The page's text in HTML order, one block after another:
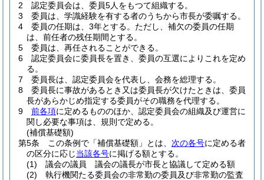
2
認定委員会は、委員5人をもつて組織する。
3
委員は、学識経験を有する者のうちから市長が委嘱する。
4
委員の任期は、3年とする。 ただし、補欠の委員の任期
は、前任者の残任期間とする。
5
委員は、再任されることができる。
6
認定委員会に委員長を置き、委員の互選によりこれを定め
る。
7
委員長は、認定委員会を代表し、会務を総理する。
8
委員長に事故があるとき又は委員長が欠けたときは、委員
長があらかじめ指定する委員がその職務を代理する。
9
前各項に定めるもののほか、認定委員会の組織及び運営に
関し必要な事項は、規則で定める。
(補償基礎額)
第5条
この条例で「補償基礎額」とは、 次の各号に定める者
の区分に応じ当該各号に掲げる額とする。
(1)
議会の議員 議会の議長が市長と協議して定める額
(2)
執行機関たる委員会の非常勤の委員及び非常勤の監査